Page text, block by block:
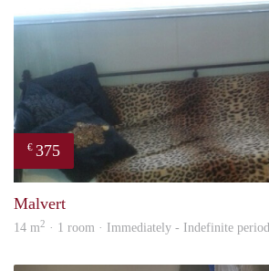
€ 375
Malvert
14 m2 · 1 room · Immediately - Indefinite period